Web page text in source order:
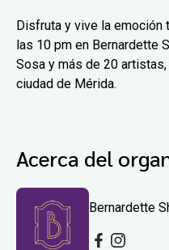
Disfruta y vive la
las 10 pm en Bernardette
Sosa y más de 20
ciudad de Mérida.
Acerca del
Bernardette